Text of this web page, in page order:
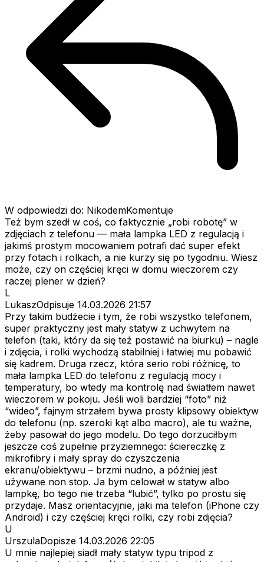
W odpowiedzi do: NikodemKomentuje
Też bym szedł w coś, co faktycznie „robi robotę” w
zdjęciach z telefonu — mała lampka LED z regulacją i
jakimś prostym mocowaniem potrafi dać super efekt
przy fotach i rolkach, a nie kurzy się po tygodniu. Wiesz
może, czy on częściej kręci w domu wieczorem czy
raczej plener w dzień?
L
LukaszOdpisuje 14.03.2026 21:57
Przy takim budżecie i tym, że robi wszystko telefonem,
super praktyczny jest mały statyw z uchwytem na
telefon (taki, który da się też postawić na biurku) – nagle
i zdjęcia, i rolki wychodzą stabilniej i łatwiej mu pobawić
się kadrem. Druga rzecz, która serio robi różnicę, to
mała lampka LED do telefonu z regulacją mocy i
temperatury, bo wtedy ma kontrolę nad światłem nawet
wieczorem w pokoju. Jeśli woli bardziej “foto” niż
“wideo”, fajnym strzałem bywa prosty klipsowy obiektyw
do telefonu (np. szeroki kąt albo macro), ale tu ważne,
żeby pasował do jego modelu. Do tego dorzuciłbym
jeszcze coś zupełnie przyziemnego: ściereczkę z
mikrofibry i mały spray do czyszczenia
ekranu/obiektywu – brzmi nudno, a później jest
używane non stop. Ja bym celował w statyw albo
lampkę, bo tego nie trzeba “lubić”, tylko po prostu się
przydaje. Masz orientacyjnie, jaki ma telefon (iPhone czy
Android) i czy częściej kręci rolki, czy robi zdjęcia?
U
UrszulaDopisze 14.03.2026 22:05
U mnie najlepiej siadł mały statyw typu tripod z